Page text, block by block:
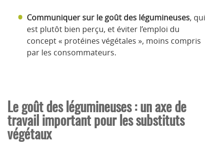
Communiquer sur le goût des légumineuses, qui
est plutôt bien perçu, et éviter l’emploi du
concept « protéines végétales », moins compris
par les consommateurs.
Le goût des légumineuses : un axe de
travail important pour les substituts
végétaux